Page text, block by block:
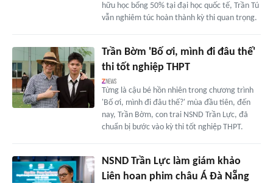
hữu học bổng 50% tại đại học quốc tế, Trần Tú
vẫn nghiêm túc hoàn thành kỳ thi quan trọng.
Trần Bờm 'Bố ơi, mình đi đâu thế'
thi tốt nghiệp THPT
Từng là cậu bé hồn nhiên trong chương trình
'Bố ơi, mình đi đâu thế?' mùa đầu tiên, đến
nay, Trần Bờm, con trai NSND Trần Lực, đã
chuẩn bị bước vào kỳ thi tốt nghiệp THPT.
NSND Trần Lực làm giám khảo
Liên hoan phim châu Á Đà Nẵng